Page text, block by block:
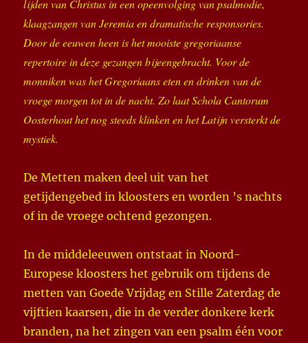
lijden van Christus in een opeenvolging van psalmodie,
klaagzangen van Jeremia en dramatische responsories.
Door de eeuwen heen is het mooiste gregoriaanse
repertoire in deze gezangen bijeengebracht. Voor de
monniken was het Gregoriaans eten en drinken van de
vroege morgen tot in de nacht. Zo laat Schola Cantorum
Oosterhout het nog steeds klinken en het Latijn versterkt de
mystiek.
De Metten maken deel uit van het
getijdengebed in kloosters en worden ’s nachts
of in de vroege ochtend gezongen.
In de middeleeuwen ontstaat in Noord-
Europese kloosters het gebruik om tijdens de
metten van Goede Vrijdag en Stille Zaterdag de
vijftien kaarsen, die in de verder donkere kerk
branden, na het zingen van een psalm één voor